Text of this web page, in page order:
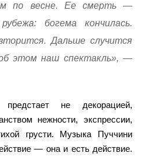
по весне. Ее смерть —
богема кончилась.
Дальше случится
этом наш спектакль», —
не декорацией,
нежности, экспрессии,
грусти. Музыка Пуччини
— она и есть действие.